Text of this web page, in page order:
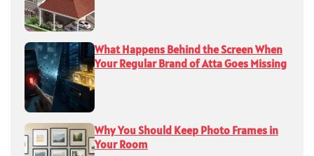
What Happens Behind the Screen When
Your Regular Brand of Atta Goes Missing
Why You Should Keep Photo Frames in
Your Room